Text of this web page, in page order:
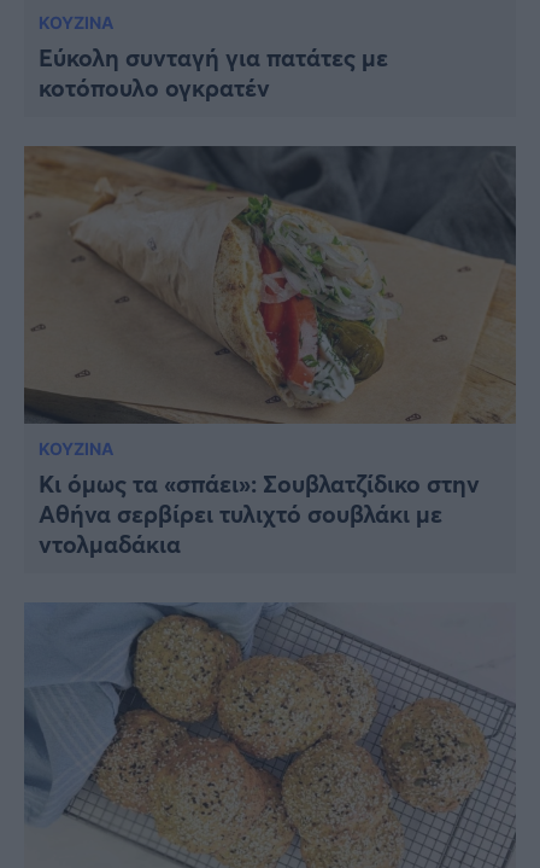
ΚΟΥΖΙΝΑ
Εύκολη συνταγή για πατάτες με
κοτόπουλο ογκρατέν
ΚΟΥΖΙΝΑ
Κι όμως τα «σπάει»: Σουβλατζίδικο στην
Αθήνα σερβίρει τυλιχτό σουβλάκι με
ντολμαδάκια